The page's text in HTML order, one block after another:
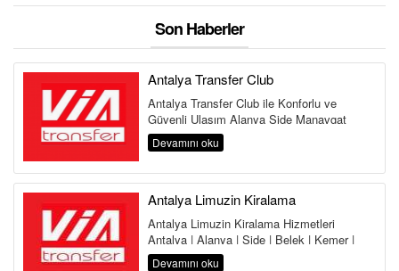
Son Haberler
Antalya Transfer Club
Antalya Transfer Club ile Konforlu ve
Güvenli Ulaşım Alanya Side Manavgat
Belek Kemer Kundu Lara Antalya
Havalima...
Devamını oku
Antalya Limuzin Kiralama
Antalya Limuzin Kiralama Hizmetleri
Antalya | Alanya | Side | Belek | Kemer |
Lara | Kundu | Land of Legends Antalya,...
Devamını oku